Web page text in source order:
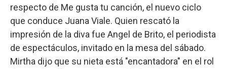
respecto de Me gusta tu canción, el nuevo ciclo
que conduce Juana Viale. Quien rescató la
impresión de la diva fue Angel de Brito, el periodista
de espectáculos, invitado en la mesa del sábado.
Mirtha dijo que su nieta está "encantadora" en el rol